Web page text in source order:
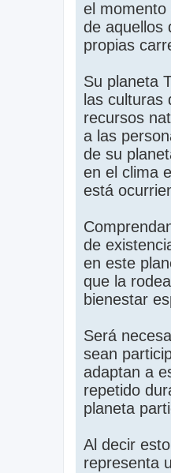
el momento
de aquellos
propias
Su planeta
las culturas
recursos
a las
de su
en el clima
está
de
en este
que la
bienestar
Será
sean
adaptan a
repetido
planeta
Al decir
representa